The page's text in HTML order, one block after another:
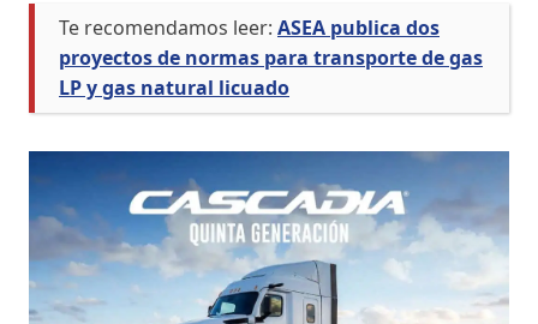
Te recomendamos leer: ASEA publica dos
proyectos de normas para transporte de gas
LP y gas natural licuado